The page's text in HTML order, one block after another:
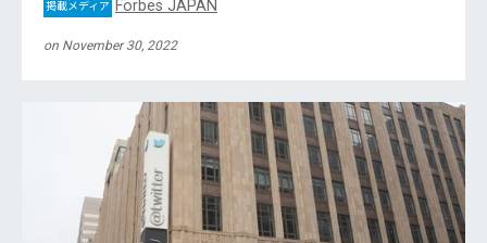
掲載メディア Forbes JAPAN
on November 30, 2022